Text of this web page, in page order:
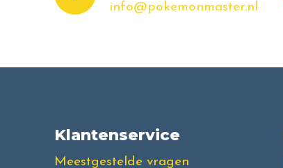
info@pokemonmaster.nl
Klantenservice
Meestgestelde vragen